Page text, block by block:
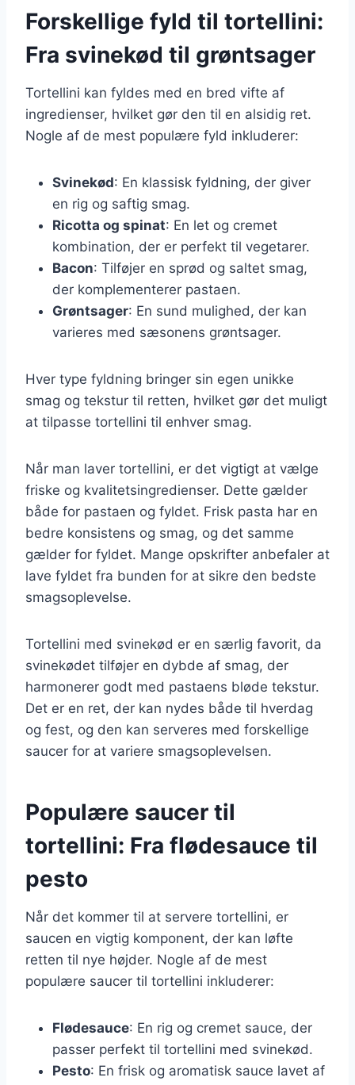
Forskellige fyld til tortellini:
Fra svinekød til grøntsager
Tortellini kan fyldes med en bred vifte af
ingredienser, hvilket gør den til en alsidig ret.
Nogle af de mest populære fyld inkluderer:
Svinekød: En klassisk fyldning, der giver
en rig og saftig smag.
Ricotta og spinat: En let og cremet
kombination, der er perfekt til vegetarer.
Bacon: Tilføjer en sprød og saltet smag,
der komplementerer pastaen.
Grøntsager: En sund mulighed, der kan
varieres med sæsonens grøntsager.
Hver type fyldning bringer sin egen unikke
smag og tekstur til retten, hvilket gør det muligt
at tilpasse tortellini til enhver smag.
Når man laver tortellini, er det vigtigt at vælge
friske og kvalitetsingredienser. Dette gælder
både for pastaen og fyldet. Frisk pasta har en
bedre konsistens og smag, og det samme
gælder for fyldet. Mange opskrifter anbefaler at
lave fyldet fra bunden for at sikre den bedste
smagsoplevelse.
Tortellini med svinekød er en særlig favorit, da
svinekødet tilføjer en dybde af smag, der
harmonerer godt med pastaens bløde tekstur.
Det er en ret, der kan nydes både til hverdag
og fest, og den kan serveres med forskellige
saucer for at variere smagsoplevelsen.
Populære saucer til
tortellini: Fra flødesauce til
pesto
Når det kommer til at servere tortellini, er
saucen en vigtig komponent, der kan løfte
retten til nye højder. Nogle af de mest
populære saucer til tortellini inkluderer:
Flødesauce: En rig og cremet sauce, der
passer perfekt til tortellini med svinekød.
Pesto: En frisk og aromatisk sauce lavet af